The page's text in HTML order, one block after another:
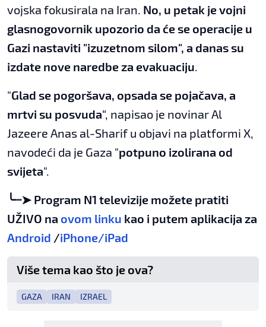
vojska fokusirala na Iran. No, u petak je vojni
glasnogovornik upozorio da će se operacije u
Gazi nastaviti "izuzetnom silom", a danas su
izdate nove naredbe za evakuaciju.
"Glad se pogoršava, opsada se pojačava, a
mrtvi su posvuda“, napisao je novinar Al
Jazeere Anas al-Sharif u objavi na platformi X,
navodeći da je Gaza "potpuno izolirana od
svijeta".
╰┈➤ Program N1 televizije možete pratiti
UŽIVO na ovom linku kao i putem aplikacija za
Android /iPhone/iPad
Više tema kao što je ova?
GAZA IRAN IZRAEL